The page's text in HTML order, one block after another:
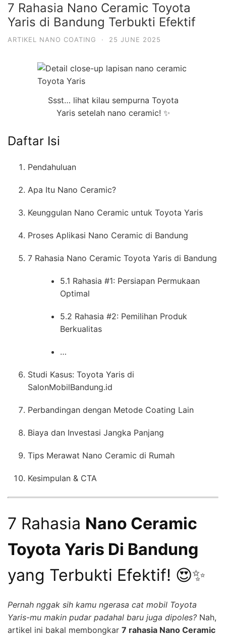
7 Rahasia Nano Ceramic Toyota
Yaris di Bandung Terbukti Efektif
ARTIKEL NANO COATING · 25 JUNE 2025
Ssst… lihat kilau sempurna Toyota
Yaris setelah nano ceramic! ✨
Daftar Isi
Pendahuluan
Apa Itu Nano Ceramic?
Keunggulan Nano Ceramic untuk Toyota Yaris
Proses Aplikasi Nano Ceramic di Bandung
7 Rahasia Nano Ceramic Toyota Yaris di Bandung
5.1 Rahasia #1: Persiapan Permukaan
Optimal
5.2 Rahasia #2: Pemilihan Produk
Berkualitas
…
Studi Kasus: Toyota Yaris di
SalonMobilBandung.id
Perbandingan dengan Metode Coating Lain
Biaya dan Investasi Jangka Panjang
Tips Merawat Nano Ceramic di Rumah
Kesimpulan & CTA
7 Rahasia Nano Ceramic
Toyota Yaris Di Bandung
yang Terbukti Efektif! 😍✨
Pernah nggak sih kamu ngerasa cat mobil Toyota
Yaris-mu makin pudar padahal baru juga dipoles? Nah,
artikel ini bakal membongkar 7 rahasia Nano Ceramic